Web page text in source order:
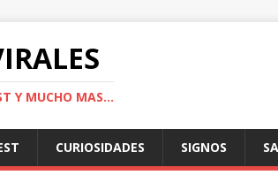
Y MUCHO MAS...
CURIOSIDADES SIGNOS